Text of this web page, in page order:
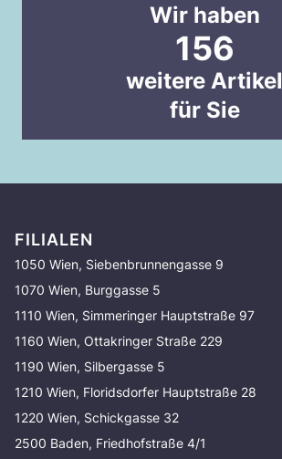
Wir haben
156
weitere Artikel
für Sie
FILIALEN
1050 Wien, Siebenbrunnengasse 9
1070 Wien, Burggasse 5
1110 Wien, Simmeringer Hauptstraße 97
1160 Wien, Ottakringer Straße 229
1190 Wien, Silbergasse 5
1210 Wien, Floridsdorfer Hauptstraße 28
1220 Wien, Schickgasse 32
2500 Baden, Friedhofstraße 4/1